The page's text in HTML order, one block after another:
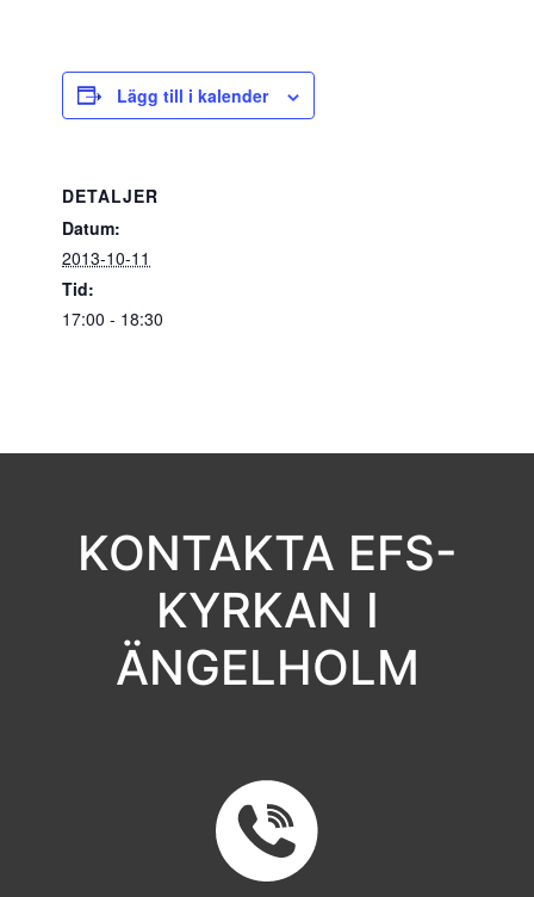
Lägg till i kalender
DETALJER
Datum:
2013-10-11
Tid:
17:00 - 18:30
KONTAKTA EFS-
KYRKAN I
ÄNGELHOLM